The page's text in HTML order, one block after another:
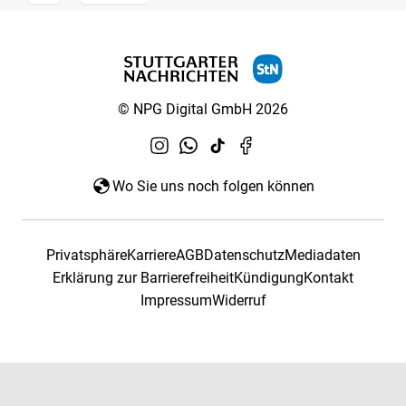
© NPG Digital GmbH 2026
Wo Sie uns noch folgen können
PrivatsphäreKarriereAGBDatenschutzMediadaten
Erklärung zur BarrierefreiheitKündigungKontakt
ImpressumWiderruf